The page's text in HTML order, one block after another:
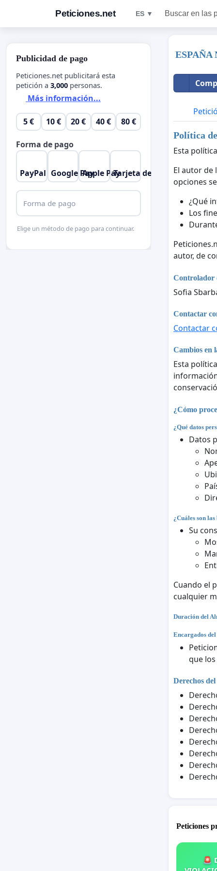
Peticiones.net ES ▼ Buscar en las
ESPAÑA
Política
Esta
El autor de
opciones
¿Qué
Los
autor, de
Controlador
Sofia
Contactar
Contactar
Cambios en
Esta
¿Cómo
¿Qué datos
Datos
¿Cuáles son
Su
Cuando el
cualquier
Duración del
Encargados
que
Derechos
Peticiones
🚨
Publicidad de pago
Peticiones.net publicitará esta
petición a 3,000 personas.
Más información...
5 € 10 € 20 € 40 € 80 €
Forma de pago
PayPal Google PayApple PayTarjeta de crédito
Forma de pago
Elige un método de pago para continuar.